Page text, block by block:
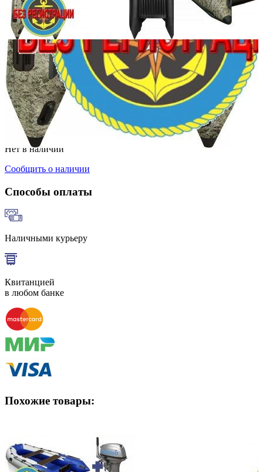
Количество мест:5
Масса комплекта:78
Мощность мотора:9.9
Тактность двигателя: 2
Длина лодки (см):
360
Тип пола:
нднд (надувн. низкого давл.)
Добавить к сравнению
Нет в наличии
Сообщить о наличии
Способы оплаты
Наличными курьеру
Квитанцией
в любом банке
Похожие товары: